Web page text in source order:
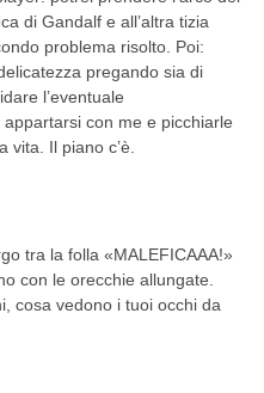
di Gandalf e all’altra tizia
problema risolto. Poi:
pregando sia di
l’eventuale
con me e picchiarle
Il piano c’è.
tra la folla «MALEFICAAA!»
con le orecchie allungate.
cosa vedono i tuoi occhi da